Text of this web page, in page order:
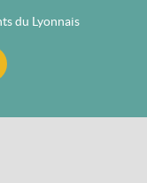
du Lyonnais